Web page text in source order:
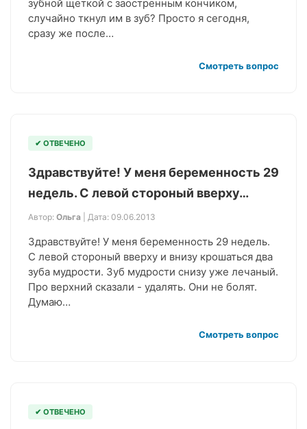
зубной щеткой с заостренным кончиком,
случайно ткнул им в зуб? Просто я сегодня,
сразу же после…
Смотреть вопрос
✔ ОТВЕЧЕНО
Здравствуйте! У меня беременность 29
недель. С левой стороный вверху…
Автор: Ольга | Дата: 09.06.2013
Здравствуйте! У меня беременность 29 недель.
С левой стороный вверху и внизу крошаться два
зуба мудрости. Зуб мудрости снизу уже лечаный.
Про верхний сказали - удалять. Они не болят.
Думаю…
Смотреть вопрос
✔ ОТВЕЧЕНО